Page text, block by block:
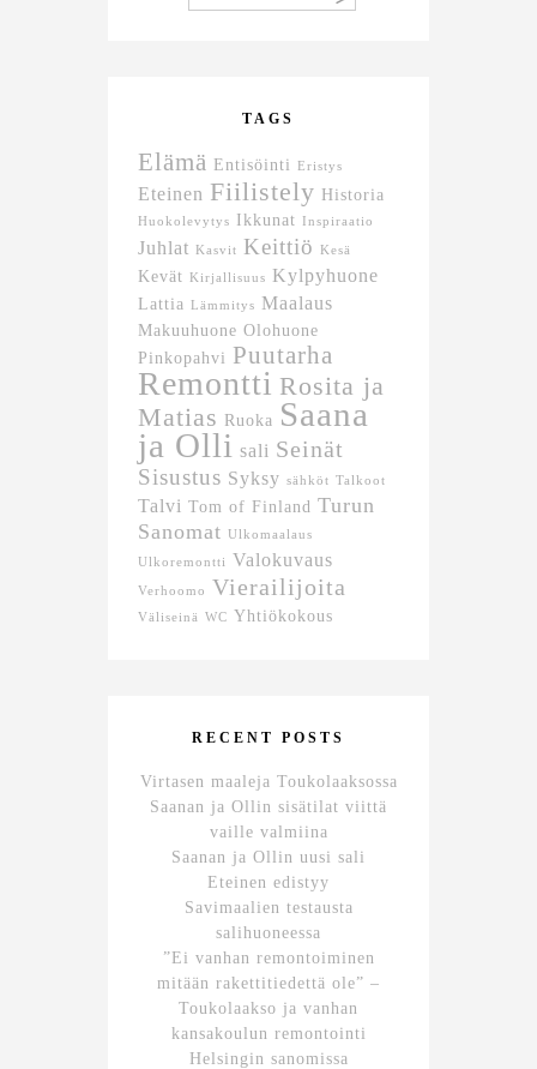
TAGS
Elämä Entisöinti Eristys
Eteinen Fiilistely Historia
Huokolevytys Ikkunat Inspiraatio
Juhlat Kasvit Keittiö Kesä
Kevät Kirjallisuus Kylpyhuone
Lattia Lämmitys Maalaus
Makuuhuone Olohuone
Pinkopahvi Puutarha
Remontti Rosita ja
Matias Ruoka Saana
ja Olli sali Seinät
Sisustus Syksy sähköt Talkoot
Talvi Tom of Finland Turun
Sanomat Ulkomaalaus
Ulkoremontti Valokuvaus
Verhoomo Vierailijoita
Väliseinä WC Yhtiökokous
RECENT POSTS
Virtasen maaleja Toukolaaksossa
Saanan ja Ollin sisätilat viittä
vaille valmiina
Saanan ja Ollin uusi sali
Eteinen edistyy
Savimaalien testausta
salihuoneessa
”Ei vanhan remontoiminen
mitään rakettitiedettä ole” –
Toukolaakso ja vanhan
kansakoulun remontointi
Helsingin sanomissa